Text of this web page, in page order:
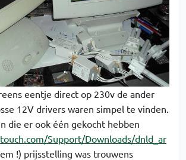
eentje direct op 230v de ander
12V drivers waren simpel te vinden.
die er ook één gekocht hebben
Support/Downloads/dnld_ar
!) prijsstelling was trouwens